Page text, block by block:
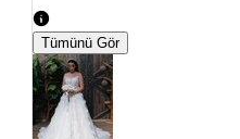
Tümünü Gör